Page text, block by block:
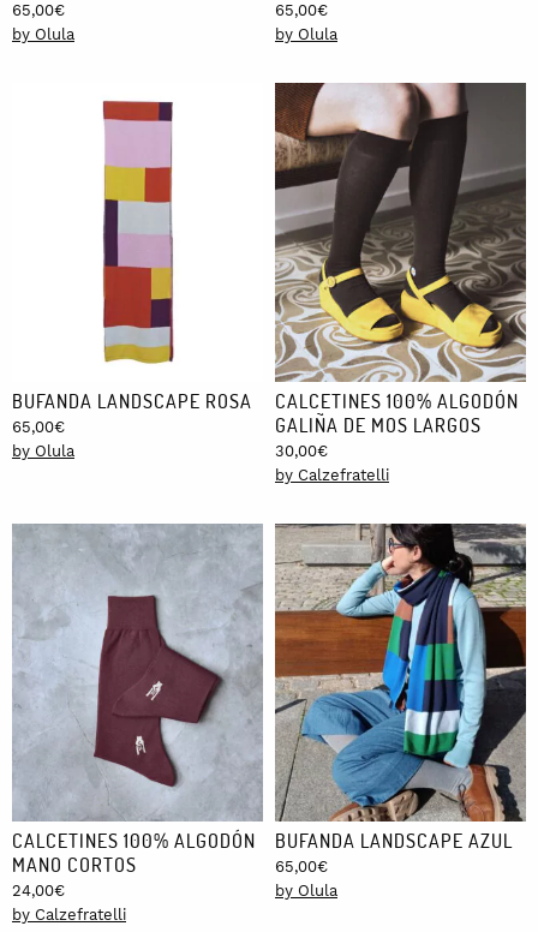
65,00€
by Olula
65,00€
by Olula
BUFANDA LANDSCAPE ROSA
65,00€
by Olula
CALCETINES 100% ALGODÓN
GALIÑA DE MOS LARGOS
30,00€
by Calzefratelli
CALCETINES 100% ALGODÓN
MANO CORTOS
24,00€
by Calzefratelli
BUFANDA LANDSCAPE AZUL
65,00€
by Olula